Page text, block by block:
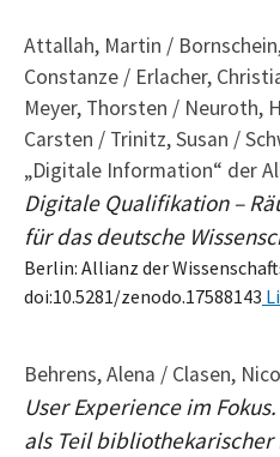
Attallah, Martin /
Constanze / Erlacher,
Meyer, Thorsten / Neuroth,
Carsten / Trinitz, Susan /
„Digitale Information“ der
Digitale Qualifikation –
für das deutsche
Berlin: Allianz der
doi:10.5281/zenodo.17588143
Behrens, Alena / Clasen,
User Experience im
als Teil bibliothekarischer